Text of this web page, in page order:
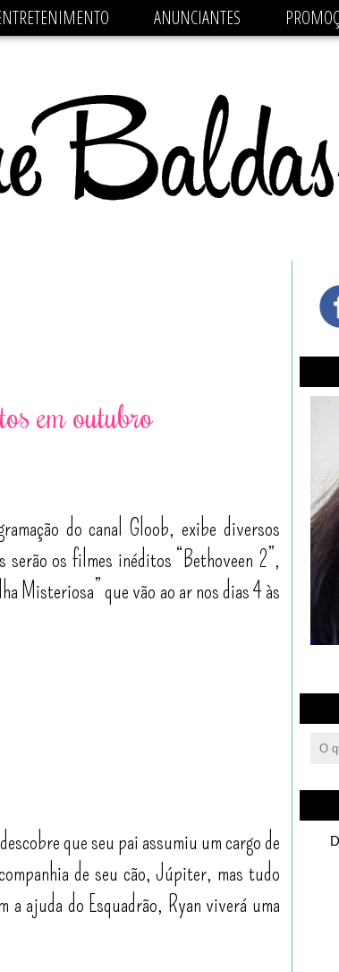
pagead/js/
ANUNCIANTES
em outubro
do canal Gloob, exibe diversos
serão os filmes inéditos “Bethoveen 2”,
Misteriosa” que vão ao ar nos dias 4 às
que seu pai assumiu um cargo de
de seu cão, Júpiter, mas tudo
a ajuda do Esquadrão, Ryan viverá uma